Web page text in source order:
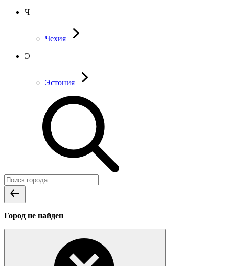
Ч
Чехия
Э
Эстония
Город не найден